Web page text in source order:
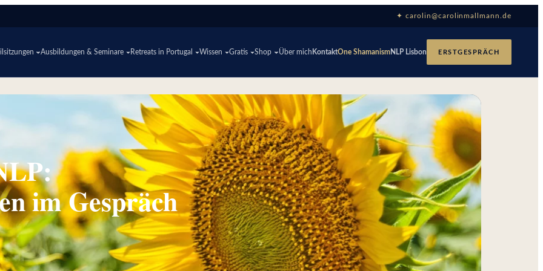
✦ carolin@carolinmallmann.de
Ausbildungen & Seminare Retreats in Portugal Wissen Gratis Shop Über mich KontaktOne ShamanismNLP Lisbon ERSTGESPRÄCH
im Gespräch